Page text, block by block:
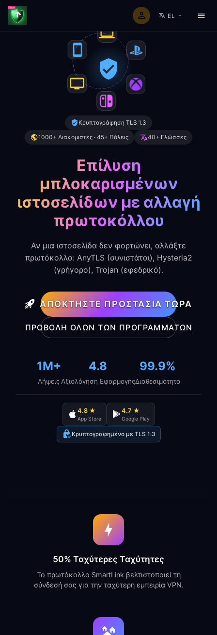
EL
Κρυπτογράφηση TLS 1.3
1000+ Διακομιστές · 45+ Πόλεις
40+ Γλώσσες
Επίλυση
μπλοκαρισμένων
ιστοσελίδων με αλλαγή
πρωτοκόλλου
Αν μια ιστοσελίδα δεν φορτώνει, αλλάξτε
πρωτόκολλα: AnyTLS (συνιστάται), Hysteria2
(γρήγορο), Trojan (εφεδρικό).
ΑΠΟΚΤΉΣΤΕ ΠΡΟΣΤΑΣΊΑ ΤΏΡΑ
ΠΡΟΒΟΛΉ ΌΛΩΝ ΤΩΝ ΠΡΟΓΡΑΜΜΆΤΩΝ
1M+
Λήψεις
4.8
Αξιολόγηση Εφαρμογής
99.9%
Διαθεσιμότητα
4.8 ★
App Store
4.7 ★
Google Play
Κρυπτογραφημένο με TLS 1.3
50% Ταχύτερες Ταχύτητες
Το πρωτόκολλο SmartLink βελτιστοποιεί τη
σύνδεσή σας για την ταχύτερη εμπειρία VPN.